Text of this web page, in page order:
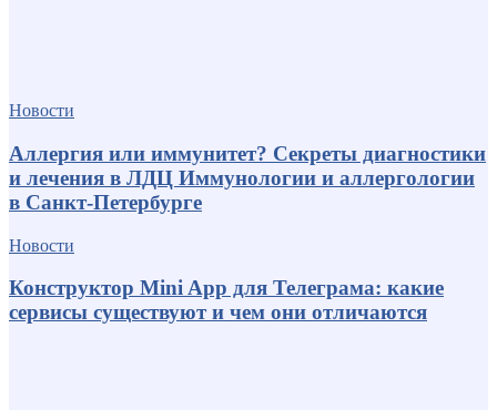
Новости
Аллергия или иммунитет? Секреты диагностики
и лечения в ЛДЦ Иммунологии и аллергологии
в Санкт-Петербурге
Новости
Конструктор Mini App для Телеграма: какие
сервисы существуют и чем они отличаются